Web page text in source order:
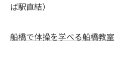
ば駅直結）
船橋で体操を学べる船橋教室